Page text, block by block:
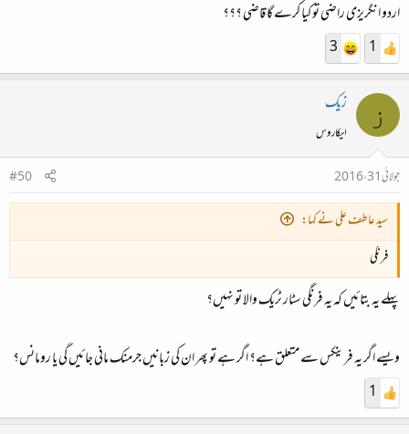
اردو انگریزی راضی تو کیا کرے گا قاضی ؟؟؟
1
3
ز زیک
ایکاروس
جولائی 31، 2016
#50
سید عاطف علی نے کہا:
فرنگی
پہلے یہ بتائیں کہ یہ فرنگی سٹار ٹریک والا تو نہیں؟
ویسے اگر یہ فرینکس سے متعلق ہے؟ اگر ہے تو پھر ان کی زبانیں جرمنک مانی جائیں گی یا رومانس؟
1